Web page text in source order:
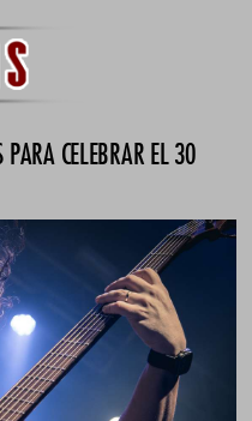
CELEBRAR EL 30